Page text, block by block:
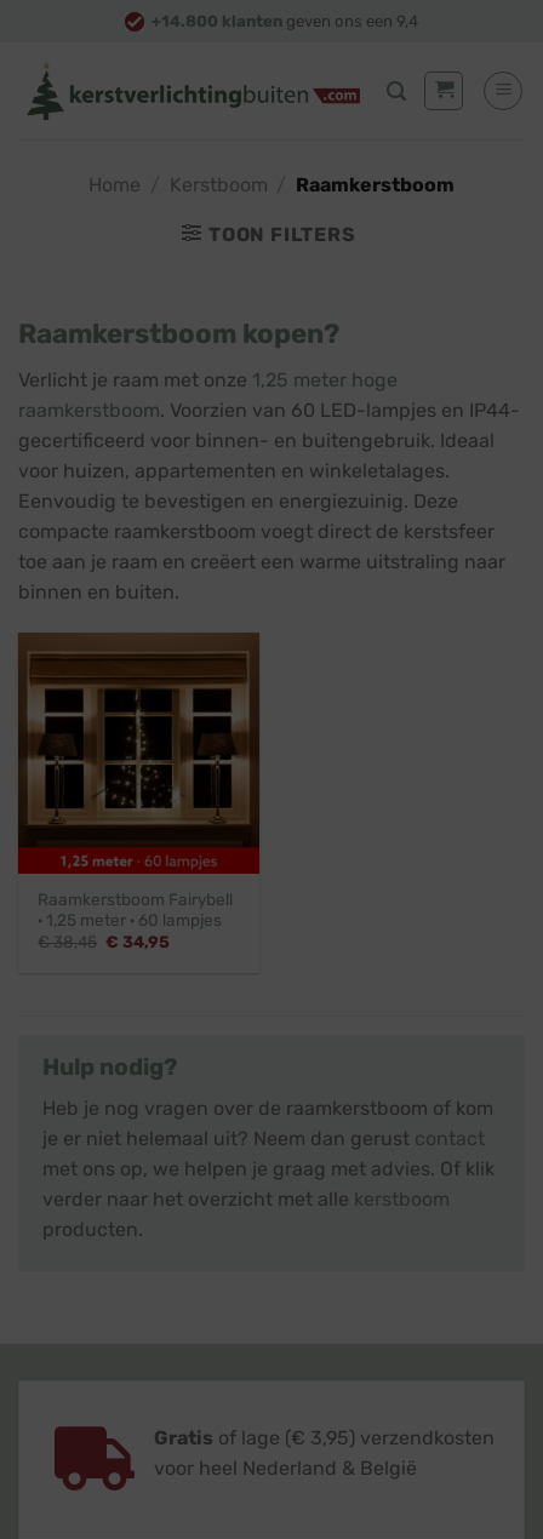
content
+14.800 klanten geven ons een 9,4
Home Kerstboom Raamkerstboom
TOON FILTERS
Raamkerstboom kopen?
Verlicht je raam met onze 1,25 meter hoge
raamkerstboom. Voorzien van 60 LED-lampjes en IP44-
gecertificeerd voor binnen- en buitengebruik. Ideaal
voor huizen, appartementen en winkeletalages.
Eenvoudig te bevestigen en energiezuinig. Deze
compacte raamkerstboom voegt direct de kerstsfeer
toe aan je raam en creëert een warme uitstraling naar
binnen en buiten.
Raamkerstboom Fairybell
· 1,25 meter · 60 lampjes
€38,45 Oorspronkelijke
€ 34,95
Hulp nodig?
Heb je nog vragen over de raamkerstboom of kom
je er niet helemaal uit? Neem dan gerust contact
met ons op, we helpen je graag met advies. Of klik
verder naar het overzicht met alle kerstboom
producten.
Gratis of lage (€ 3,95) verzendkosten
voor heel Nederland & België